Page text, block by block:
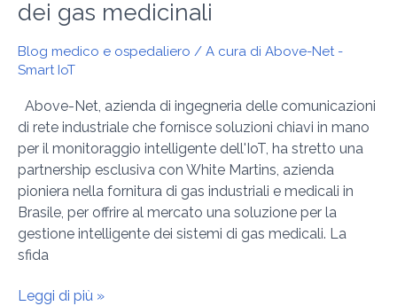
dei gas medicinali
Blog medico e ospedaliero / A cura di Above-Net -
Smart IoT
Above-Net, azienda di ingegneria delle comunicazioni
di rete industriale che fornisce soluzioni chiavi in ​​mano
per il monitoraggio intelligente dell'IoT, ha stretto una
partnership esclusiva con White Martins, azienda
pioniera nella fornitura di gas industriali e medicali in
Brasile, per offrire al mercato una soluzione per la
gestione intelligente dei sistemi di gas medicali. La
sfida
Leggi di più »